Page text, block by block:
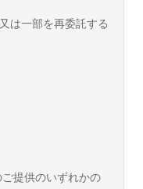
は一部を再委託する
提供のいずれかの